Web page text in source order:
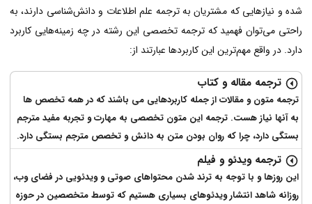
شده و نیازهایی که مشتریان به ترجمه علم اطلاعات و دانش‌شناسی دارند، به
راحتی می‌توان فهمید که ترجمه تخصصی این رشته در چه زمینه‌هایی کاربرد
دارد. در واقع مهم‌ترین این کاربردها عبارتند از:
ترجمه مقاله و کتاب
ترجمه متون و مقالات از جمله کاربردهایی می باشند که در همه تخصص ها
به آنها نیاز هست. ترجمه این متون تخصصی به مهارت و تجربه مفید مترجم
بستگی دارد، چرا که روان بودن متن به دانش و تخصص مترجم بستگی دارد.
ترجمه ویدئو و فیلم
این روزها و با توجه به ترند شدن محتواهای صوتی و ویدئویی در فضای وب،
روزانه شاهد انتشار ویدئوهای بسیاری هستیم که توسط متخصصین در حوزه